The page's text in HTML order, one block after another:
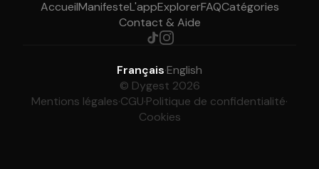
AccueilManifesteL'appExplorerFAQCatégories
Contact & Aide
Français·English
© Dygest 2026
Mentions légales·CGU·Politique de confidentialité·
Cookies